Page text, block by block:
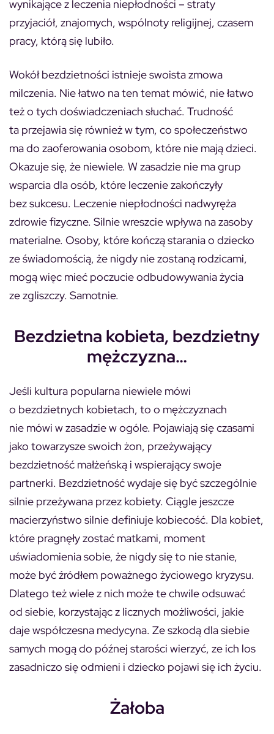
wynikające z leczenia niepłodności – straty
przyjaciół, znajomych, wspólnoty religijnej, czasem
pracy, którą się lubiło.
Wokół bezdzietności istnieje swoista zmowa
milczenia. Nie łatwo na ten temat mówić, nie łatwo
też o tych doświadczeniach słuchać. Trudność
ta przejawia się również w tym, co społeczeństwo
ma do zaoferowania osobom, które nie mają dzieci.
Okazuje się, że niewiele. W zasadzie nie ma grup
wsparcia dla osób, które leczenie zakończyły
bez sukcesu. Leczenie niepłodności nadwyręża
zdrowie fizyczne. Silnie wreszcie wpływa na zasoby
materialne. Osoby, które kończą starania o dziecko
ze świadomością, że nigdy nie zostaną rodzicami,
mogą więc mieć poczucie odbudowywania życia
ze zgliszczy. Samotnie.
Bezdzietna kobieta, bezdzietny
mężczyzna…
Jeśli kultura popularna niewiele mówi
o bezdzietnych kobietach, to o mężczyznach
nie mówi w zasadzie w ogóle. Pojawiają się czasami
jako towarzysze swoich żon, przeżywający
bezdzietność małżeńską i wspierający swoje
partnerki. Bezdzietność wydaje się być szczególnie
silnie przeżywana przez kobiety. Ciągle jeszcze
macierzyństwo silnie definiuje kobiecość. Dla kobiet,
które pragnęły zostać matkami, moment
uświadomienia sobie, że nigdy się to nie stanie,
może być źródłem poważnego życiowego kryzysu.
Dlatego też wiele z nich może te chwile odsuwać
od siebie, korzystając z licznych możliwości, jakie
daje współczesna medycyna. Ze szkodą dla siebie
samych mogą do późnej starości wierzyć, ze ich los
zasadniczo się odmieni i dziecko pojawi się ich życiu.
Żałoba